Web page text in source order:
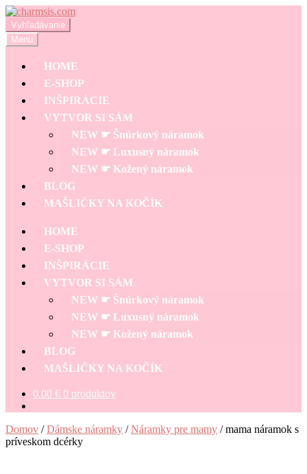
Preskočiť
na
navigáciu
Preskočiť
na
obsah
Hľadať:
Vyhľadávanie
Menu
HOME
E-SHOP
INŠPIRÁCIE
VYTVOR SI SÁM
NEW ☛ Šnúrkový náramok
NEW ☛ Luxusný náramok
NEW ☛ Kožený náramok
BLOG
MAŠLIČKY NA KOČÍK
HOME
E-SHOP
INŠPIRÁCIE
VYTVOR SI SÁM
NEW ☛ Šnúrkový náramok
NEW ☛ Luxusný náramok
NEW ☛ Kožený náramok
BLOG
MAŠLIČKY NA KOČÍK
0.00 € 0 produktov
Domov /Dámske náramky /Náramky pre mamy /mama náramok s
príveskom dcérky